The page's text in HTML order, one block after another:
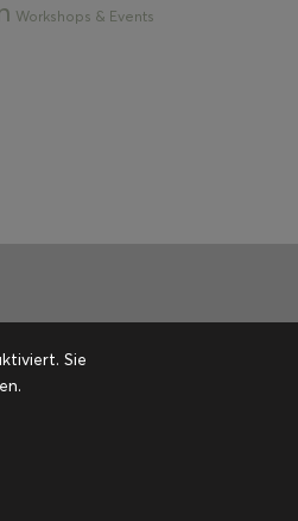
Workshops & Events
Sie